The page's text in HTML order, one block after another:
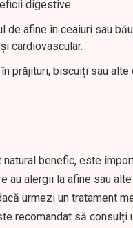
digestive.
de afine în ceaiuri sau
cardiovascular.
prăjituri, biscuiți sau
benefic, este
au alergii la afine sau
urmezi un tratament
recomandat să